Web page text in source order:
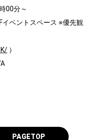
00分～
イベントスペース ※優先観
）
PAGETOP